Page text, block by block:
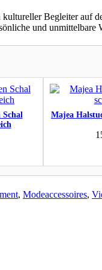
Begleiter auf
und unmittelbare
Majea
, Modeaccessoires,